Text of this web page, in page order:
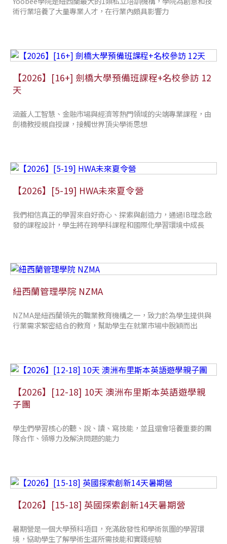
術行業培養了大量專業人才，在行業內頗具影響力
【2026】[16+] 劍橋大學預備班課程+名校參訪 12
天
涵蓋人工智慧、金融市場與經濟等熱門領域的尖端專業課程，由
劍橋教授親自授課，接觸世界頂尖學術思想
【2026】[5-19] HWA未來夏令營
我們相信真正的學習來自好奇心、探索與創造力，通過IB理念啟
發的課程設計，學生將在跨學科課程和國際化學習環境中成長
紐西蘭管理學院 NZMA
NZMA是紐西蘭領先的職業教育機構之一，致力於為學生提供與
行業需求緊密結合的教育，幫助學生在就業市場中脫穎而出
【2026】[12-18] 10天 澳洲布里斯本英語遊學親
子團
學生們學習核心的聽、說、讀、寫技能，並且還會培養重要的團
隊合作、領導力及解決問題的能力
【2026】[15-18] 英國探索創新14天暑期營
暑期營是一個大學預科項目，充滿啟發性和學術氛圍的學習環
境，協助學生了解學術生涯所需技能和實踐經驗